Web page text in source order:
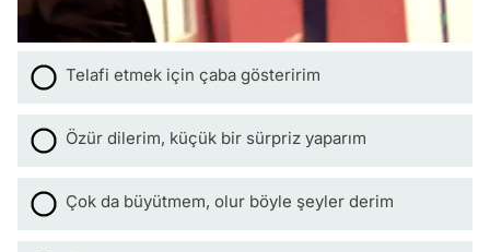
Telafi etmek için çaba gösteririm
Özür dilerim, küçük bir sürpriz yaparım
Çok da büyütmem, olur böyle şeyler derim